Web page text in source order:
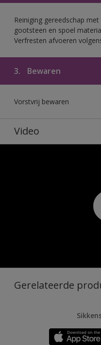
Reiniging gereedschap
gootsteen en spoel
Verfresten afvoeren
3. Bewaren
Vorstvrij bewaren
Video
Gerelateerde